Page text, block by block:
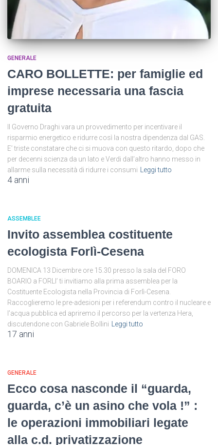
GENERALE
CARO BOLLETTE: per famiglie ed
imprese necessaria una fascia
gratuita
Il Governo Draghi vara un provvedimento per incentivare il
risparmio energetico e ridurre così la nostra dipendenza dal GAS.
E’ triste constatare che ci si muova con questo ritardo, dopo che
per decenni scienza da un lato e Verdi dall’altro hanno messo in
allarme sulla necessità di ridurre i consumi
Leggi tutto
4 anni
ASSEMBLEE
Invito assemblea costituente
ecologista Forlì-Cesena
DOMENICA 13 Dicembre ore 15.30 presso la sala del FORO
BOARIO a FORLI’ ti invitiamo alla prima assemblea per la
Costituente Ecologista nella Provincia di Forlì-Cesena.
Raccoglieremo le pre-adesioni per i referendum contro il nucleare e
l’acqua pubblica ed apriremo il percorso per la vertenza Hera,
discutendone con Gabriele Bollini
Leggi tutto
17 anni
GENERALE
Ecco cosa nasconde il “guarda,
guarda, c’è un asino che vola !” :
le operazioni immobiliari legate
alla c.d. privatizzazione